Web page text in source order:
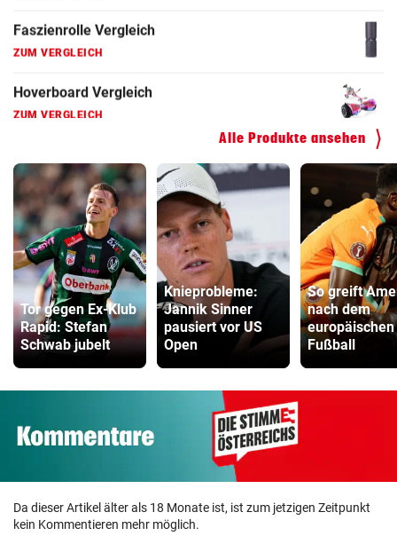
ZUM VERGLEICH
ZUM VERGLEICH
Alle Produkte ansehen
Tor gegen Ex-Klub
Rapid: Stefan
Schwab jubelt
Knieprobleme:
Jannik Sinner
pausiert vor US
Open
So greift
nach dem
europäischen
Fußball
Da dieser Artikel älter als 18 Monate ist, ist zum jetzigen Zeitpunkt
kein Kommentieren mehr möglich.